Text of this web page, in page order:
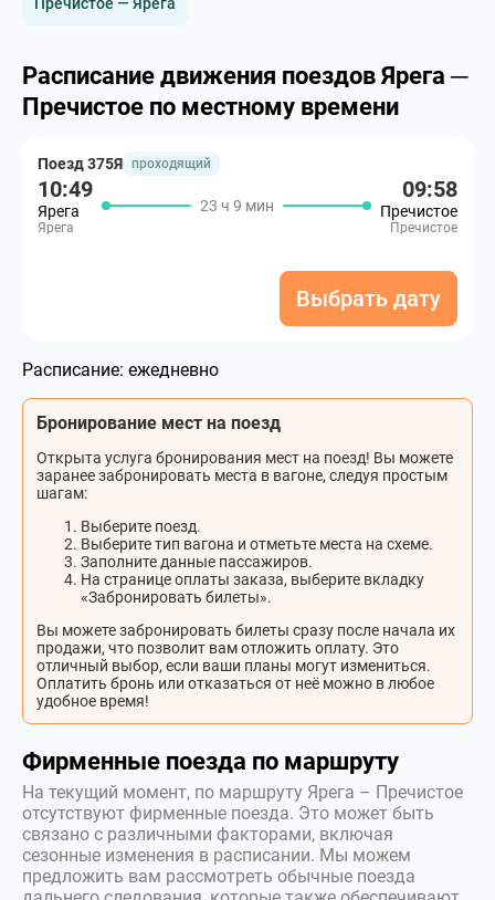
Расписание движения поездов Ярега ─
Пречистое по местному времени
Поезд 375Я проходящий
10:49
Ярега
Ярега
23 ч 9 мин
09:58
Пречистое
Пречистое
Выбрать дату
Расписание: ежедневно
Бронирование мест на поезд
Открыта услуга бронирования мест на поезд! Вы можете
заранее забронировать места в вагоне, следуя простым
шагам:
Выберите поезд.
Выберите тип вагона и отметьте места на схеме.
Заполните данные пассажиров.
На странице оплаты заказа, выберите вкладку
«Забронировать билеты».
Вы можете забронировать билеты сразу после начала их
продажи, что позволит вам отложить оплату. Это
отличный выбор, если ваши планы могут измениться.
Оплатить бронь или отказаться от неё можно в любое
удобное время!
Фирменные поезда по маршруту
На текущий момент, по маршруту Ярега – Пречистое
отсутствуют фирменные поезда. Это может быть
связано с различными факторами, включая
сезонные изменения в расписании. Мы можем
предложить вам рассмотреть обычные поезда